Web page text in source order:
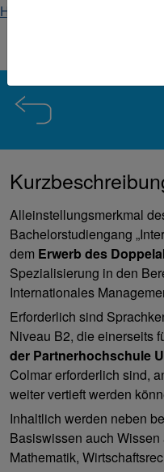
Home
Internationales
Alleinstellungsmerkmal
Bachelorstudiengang
dem Erwerb des
Spezialisierung in den
Internationales
Erforderlich sind
Niveau B2, die einerseits
der Partnerhochschule
Colmar erforderlich sind,
weiter vertieft werden
Inhaltlich werden neben
Basiswissen auch
Mathematik,